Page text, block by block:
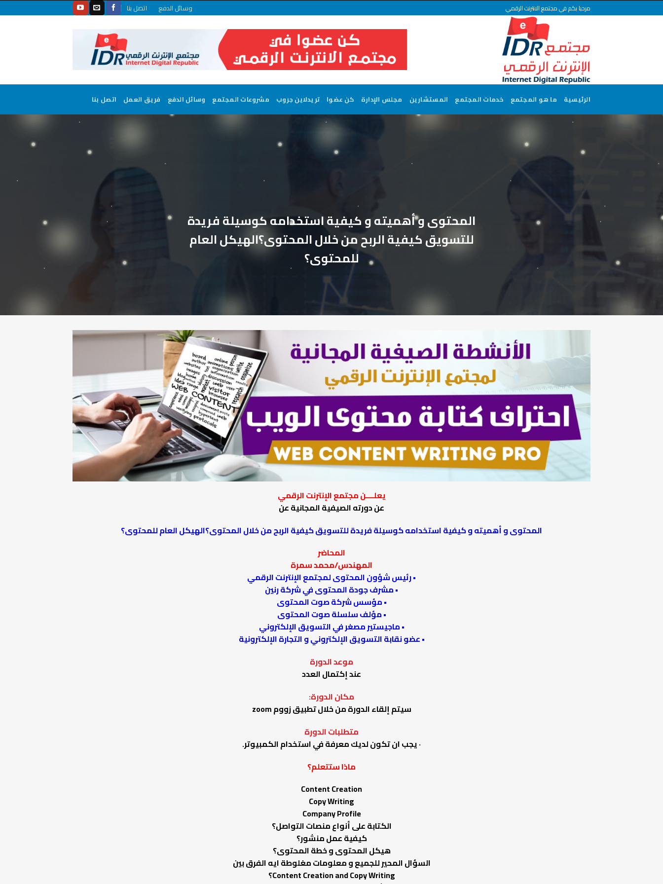
to
مرحبا بكم في مجتمع الانترنت الرقمي وسائل الدفع اتصل بنا
الرئيسية ما هو المجتمع خدمات المجتمع المستشارين مجلس الإدارة كن عضوا تريدلاين جروب مشروعات المجتمع وسائل الدفع فريق العمل اتصل بنا
المحتوى و أهميته و كيفية استخدامه كوسيلة فريدة
للتسويق كيفية الربح من خلال المحتوى؟الهيكل العام
للمحتوى؟
يعلــــن مجتمع الإنترنت الرقمي
عن دورته الصيفية المجانية عن
المحتوى و أهميته و كيفية استخدامه كوسيلة فريدة للتسويق كيفية الربح من خلال المحتوى؟الهيكل العام للمحتوى؟
المحاضر
المهندس/محمد سمرة
• رئيس شؤون المحتوى لمجتمع الإنترنت الرقمي
• مشرف جودة المحتوى في شركة رنين
• مؤسس شركة صوت المحتوى
• مؤلف سلسلة صوت المحتوى
• ماجيستير مصغر في التسويق الإلكتروني
• عضو نقابة التسويق الإلكتروني و التجارة الإلكترونية
موعد الدورة
عند إكتمال العدد
مكان الدورة:
سيتم إلقاء الدورة من خلال تطبيق زووم zoom
متطلبات الدورة
· يجب ان تكون لديك معرفة في استخدام الكمبيوتر.
ماذا ستتعلم؟
Content Creation
Copy Writing
Company Profile
الكتابة على أنواع منصات التواصل؟
كيفية عمل منشور؟
هيكل المحتوى و خطة المحتوى؟
السؤال المحير للجميع و معلومات مغلوطة ايه الفرق بين
Content Creation and Copy Writing؟